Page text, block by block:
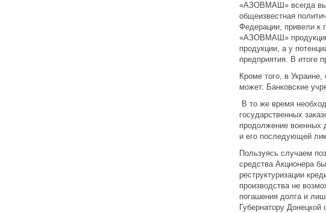
«АЗОВМАШ» всегда
общеизвестная
Федерации, привели к
«АЗОВМАШ» продукции
продукции, а у
предприятия. В итоге
Кроме того, в Украине,
может. Банковские
В то же время
государственных
продолжение военных
и его последующей
Пользуясь случаем
средства Акционера
реструктуризации
производства не
погашения долга и
Губернатору